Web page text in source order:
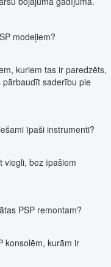
modeļiem?
kuriem tas ir paredzēts,
saderību pie
īpaši instrumenti?
viegli, bez īpašiem
PSP remontam?
konsolēm, kurām ir